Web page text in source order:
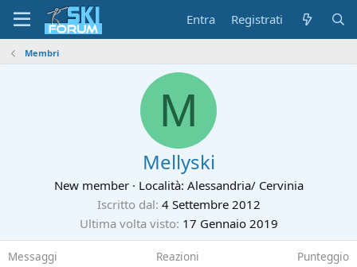
Entra Registrati
Membri
M
Mellyski
New member · Località: Alessandria/ Cervinia
Iscritto dal 4 Settembre 2012
Ultima volta visto 17 Gennaio 2019
Messaggi Reazioni Punteggio